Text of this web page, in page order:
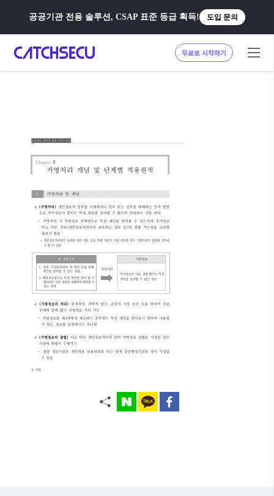
공공기관 전용 솔루션, CSAP 표준 등급 획득! 도입 문의
무료로 시작하기